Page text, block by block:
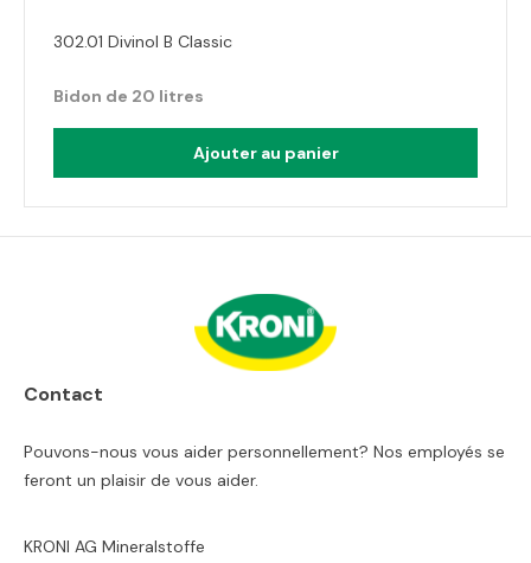
302.01 Divinol B Classic
Bidon de 20 litres
Ajouter au panier
Contact
Pouvons-nous vous aider personnellement? Nos employés se
feront un plaisir de vous aider.
KRONI AG Mineralstoffe